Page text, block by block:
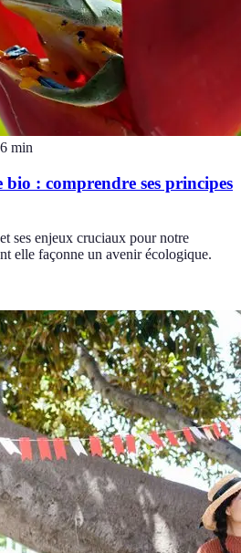
6 min
bio : comprendre ses principes
ses enjeux cruciaux pour notre
elle façonne un avenir écologique.